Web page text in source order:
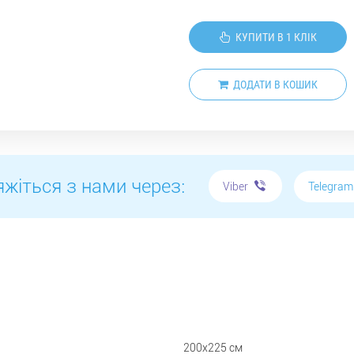
КУПИТИ В 1 КЛІК
ДОДАТИ В КОШИК
з нами через: Viber
200х225 см